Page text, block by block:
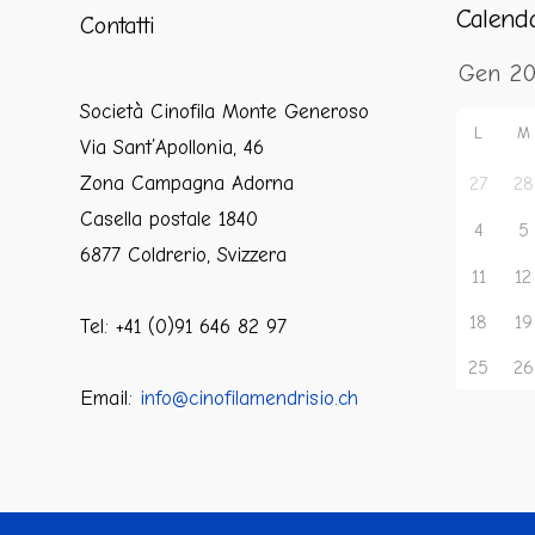
Contatti
Società Cinofila Monte Generoso
Via Sant’Apollonia, 46
Zona Campagna Adorna
Casella postale 1840
6877 Coldrerio, Svizzera
Tel: +41 (0)91 646 82 97
Email: info@cinofilamendrisio.ch
L M
27 28
4 5
11 12
18 19
25 26